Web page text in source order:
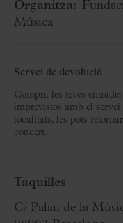
Organitza:
Música
Servei de devolució
Compra les teves
imprevistos amb el
localitats, les pots
concert.
Taquilles
C/ Palau de la